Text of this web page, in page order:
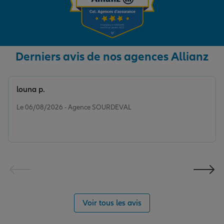
Derniers avis de nos agences Allianz
Le 06/08/2026 - Agence SOURDEVAL
louna p.
Voir tous les avis